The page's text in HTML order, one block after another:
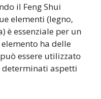
il Feng Shui
elementi (legno,
è essenziale per un
ha delle
essere utilizzato
determinati aspetti